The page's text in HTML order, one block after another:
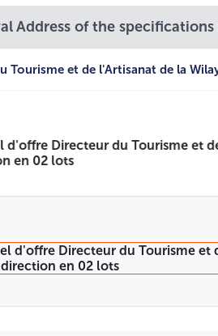
Address of the specifications
Tourisme et de l'Artisanat de la